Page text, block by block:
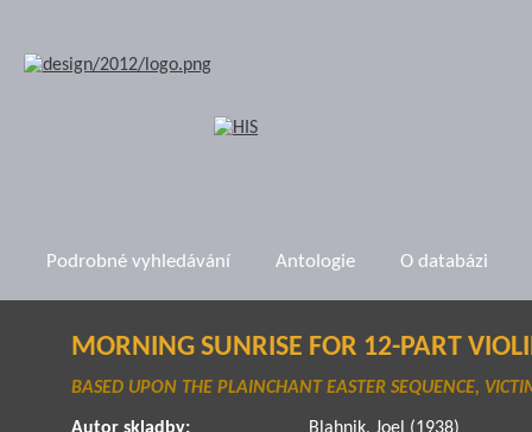
Podrobné vyhledávání Antologie O databázi
MORNING SUNRISE FOR 12-PART
BASED UPON THE PLAINCHANT EASTER SEQUENCE,